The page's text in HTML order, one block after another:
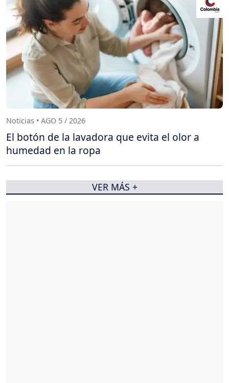
Noticias • AGO 5 / 2026
El botón de la lavadora que evita el olor a
humedad en la ropa
VER MÁS +